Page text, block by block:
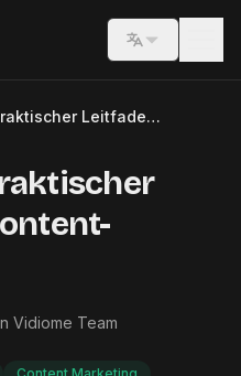
Switch
LLM SEO: Ein praktischer Leitfaden für Content-Marketer
Vidiome Team